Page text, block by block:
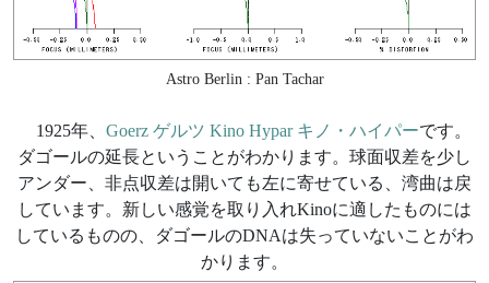
Astro Berlin : Pan Tachar
1925年、 Goerz ゲルツ Kino Hypar キノ・ハイパーです。
ダゴールの延長ということがわかります。球面収差を少し
アンダー、非点収差は開いても左に寄せている、湾曲は戻
しています。新しい感覚を取り入れKinoに適したものには
しているものの、ダゴールのDNAは失っていないことがわ
かります。